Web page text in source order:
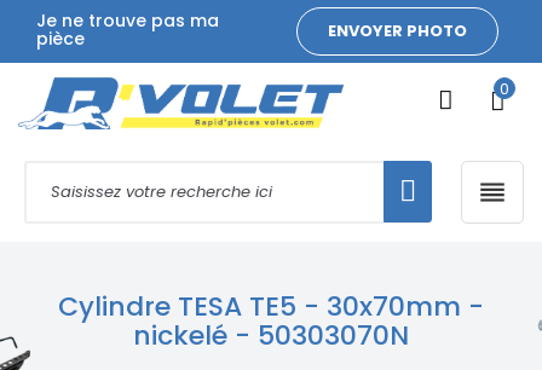
Je ne trouve pas ma
pièce ENVOYER PHOTO
0

Cylindre TESA TE5 - 30x70mm -
nickelé - 50303070N